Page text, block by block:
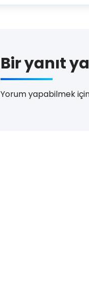
Bir yanıt
Yorum yapabilmek